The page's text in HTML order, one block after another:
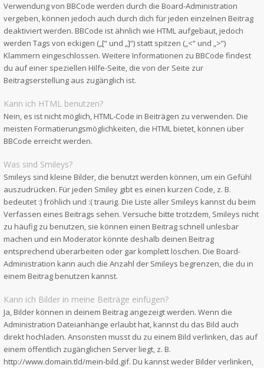
Verwendung von BBCode werden durch die Board-Administration
vergeben, können jedoch auch durch dich für jeden einzelnen Beitrag
deaktiviert werden. BBCode ist ähnlich wie HTML aufgebaut, jedoch
werden Tags von eckigen („[“ und „]“) statt spitzen („<“ und „>“)
Klammern eingeschlossen. Weitere Informationen zu BBCode findest
du auf einer speziellen Hilfe-Seite, die von der Seite zur
Beitragserstellung aus zugänglich ist.
Kann ich HTML benutzen?
Nein, es ist nicht möglich, HTML-Code in Beiträgen zu verwenden. Die
meisten Formatierungsmöglichkeiten, die HTML bietet, können über
BBCode erreicht werden.
Was sind Smileys?
Smileys sind kleine Bilder, die benutzt werden können, um ein Gefühl
auszudrücken. Für jeden Smiley gibt es einen kurzen Code, z. B.
bedeutet :) fröhlich und :( traurig. Die Liste aller Smileys kannst du beim
Verfassen eines Beitrags sehen. Versuche bitte trotzdem, Smileys nicht
zu häufig zu benutzen, sie können einen Beitrag schnell unlesbar
machen und ein Moderator könnte deshalb deinen Beitrag
entsprechend überarbeiten oder gar komplett löschen. Die Board-
Administration kann auch die Anzahl der Smileys begrenzen, die du in
einem Beitrag benutzen kannst.
Kann ich Bilder in meine Beiträge einfügen?
Ja, Bilder können in deinem Beitrag angezeigt werden. Wenn die
Administration Dateianhänge erlaubt hat, kannst du das Bild auch
direkt hochladen. Ansonsten musst du zu einem Bild verlinken, das auf
einem öffentlich zugänglichen Server liegt, z. B.
http://www.domain.tld/mein-bild.gif. Du kannst weder Bilder verlinken,